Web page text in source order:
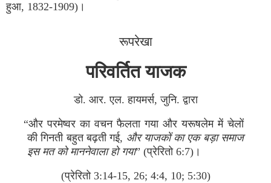
हुआ, 1832-1909)।
रूपरेखा
परिवर्तित याजक
डो. आर. एल. हायमर्स, जुनि. द्वारा
“और परमेष्‍वर का वचन फैलता गया और यरूषलेम में चेलों
की गिनती बहुत बढ़ती गई, और याजकों का एक बड़ा समाज
इस मत को माननेवाला हो गया” (प्रेरितो 6:7)।
(प्रेरितो 3:14-15, 26; 4:4, 10; 5:30)